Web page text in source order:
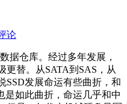
论
据仓库。经过多年发展，
更替。从SATA到SAS，从
SSD发展命运有些曲折，和
是如此曲折，命运几乎和中